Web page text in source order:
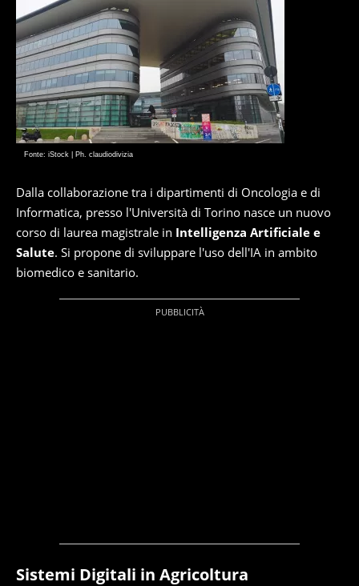
Fonte: iStock | Ph. claudiodivizia
Dalla collaborazione tra i dipartimenti di Oncologia e di
Informatica, presso l'Università di Torino nasce un nuovo
corso di laurea magistrale in Intelligenza Artificiale e
Salute. Si propone di sviluppare l'uso dell'IA in ambito
biomedico e sanitario.
Sistemi Digitali in Agricoltura